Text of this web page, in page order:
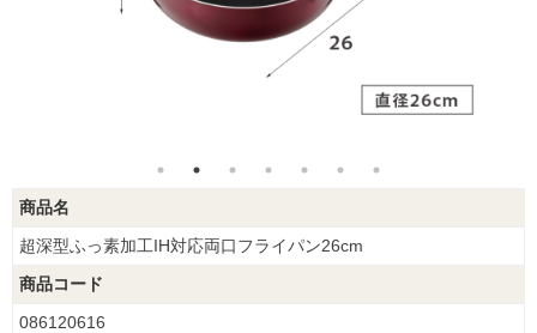
商品名
超深型ふっ素加工IH対応両口フライパン26cm
商品コード
086120616